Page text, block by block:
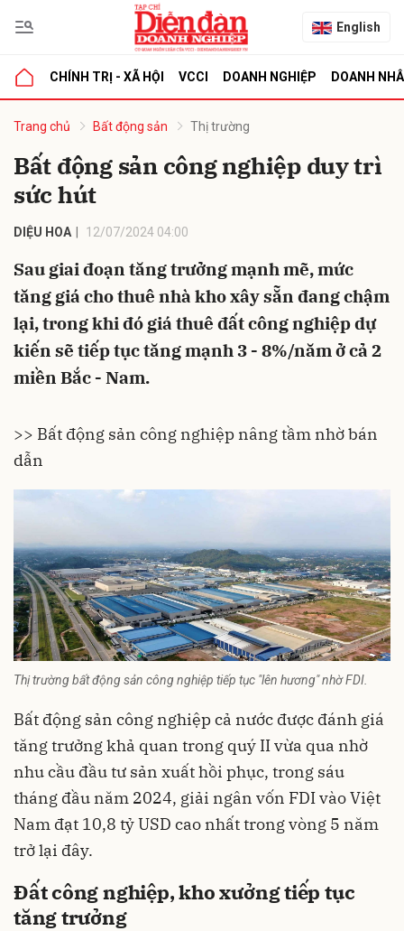
English
CHÍNH TRỊ - XÃ HỘI VCCI DOANH NGHIỆP DOANH
Trang chủ Bất động sản Thị trường
Bất động sản công nghiệp duy trì
sức hút
DIỆU HOA 12/07/2024 04:00
Sau giai đoạn tăng trưởng mạnh mẽ, mức
tăng giá cho thuê nhà kho xây sẵn đang chậm
lại, trong khi đó giá thuê đất công nghiệp dự
kiến sẽ tiếp tục tăng mạnh 3 - 8%/năm ở cả 2
miền Bắc - Nam.
>> Bất động sản công nghiệp nâng tầm nhờ bán
dẫn
Thị trường bất động sản công nghiệp tiếp tục "lên hương" nhờ FDI.
Bất động sản công nghiệp cả nước được đánh giá
tăng trưởng khả quan trong quý II vừa qua nhờ
nhu cầu đầu tư sản xuất hồi phục, trong sáu
tháng đầu năm 2024, giải ngân vốn FDI vào Việt
Nam đạt 10,8 tỷ USD cao nhất trong vòng 5 năm
trở lại đây.
Đất công nghiệp, kho xưởng tiếp tục
tăng trưởng
luận
Hủy